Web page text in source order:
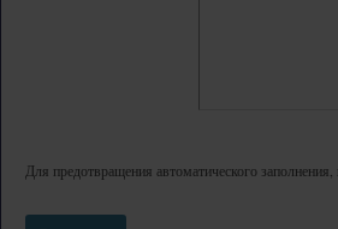
Для предотвращения автоматического